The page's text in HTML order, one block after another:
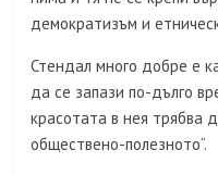
демократизъм и
Стендал много добре е
да се запази по-дълго
красотата в нея трябва
обществено-полезното“.